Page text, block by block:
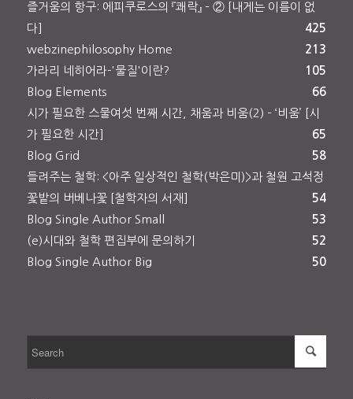
즐거움의 항구: 에피쿠로스의 『쾌락』 – ② [내게는 이름이 없
다]
425
webzinephilosophy Home
213
가라리 네히어라-'물질'이란?
105
Blog Elements
66
시가 필요한 스물여섯 번째 시간, 채움과 비움(2) – ‘비움’ [시
가 필요한 시간]
65
Blog Grid
58
들려주는 철학: <아주 일상적인 철학(박은미)>과 철원 고석정
꽃밭의 버베나꽃 [철학자의 서재]
54
Blog Single Author Small
53
(e)시대와 철학 편집부에 문의하기
52
Blog Single Author Big
50